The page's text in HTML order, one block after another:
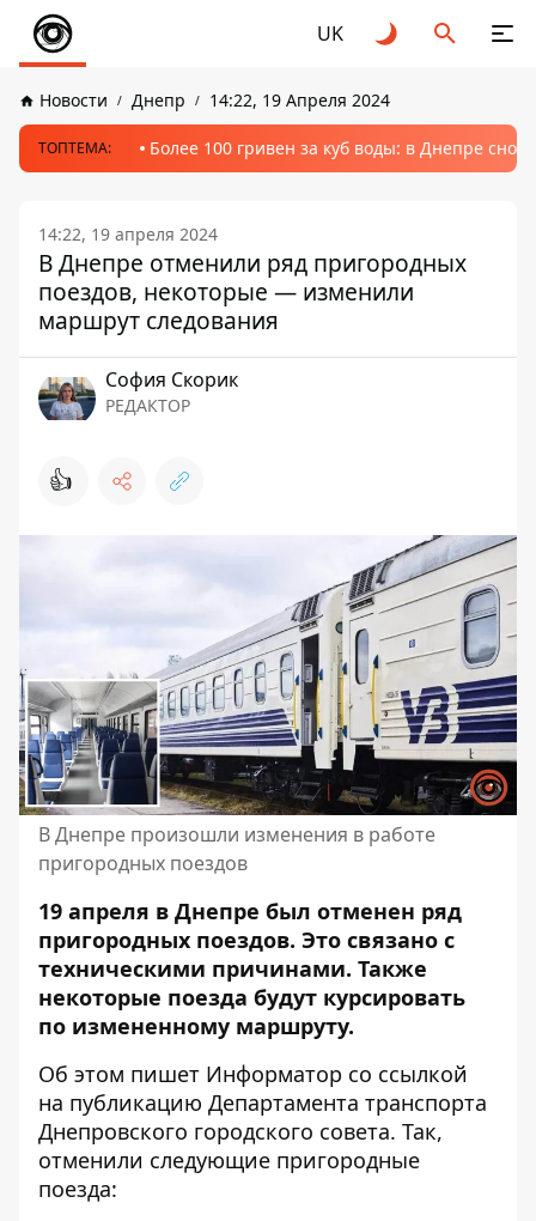
UK
Новости Днепр 14:22, 19 Апреля 2024
ТОПТЕМА: Более 100 гривен за куб воды: в Днепре
14:22, 19 апреля 2024
В Днепре отменили ряд пригородных
поездов, некоторые — изменили
маршрут следования
София Скорик
РЕДАКТОР
👍
В Днепре произошли изменения в работе
пригородных поездов
19 апреля в Днепре был отменен ряд
пригородных поездов. Это связано с
техническими причинами. Также
некоторые поезда будут курсировать
по измененному маршруту.
Об этом пишет Информатор со ссылкой
на публикацию Департамента транспорта
Днепровского городского совета. Так,
отменили следующие пригородные
поезда: